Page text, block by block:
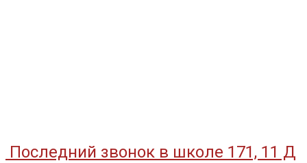
Последний звонок в школе 171, 11 Д